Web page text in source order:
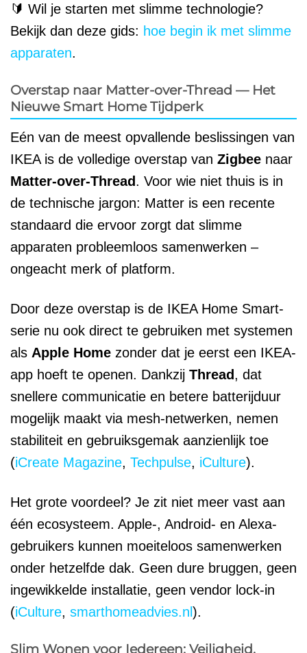
🔰 Wil je starten met slimme technologie?
Bekijk dan deze gids: hoe begin ik met slimme
apparaten.
Overstap naar Matter-over-Thread — Het
Nieuwe Smart Home Tijdperk
Eén van de meest opvallende beslissingen van
IKEA is de volledige overstap van Zigbee naar
Matter-over-Thread. Voor wie niet thuis is in
de technische jargon: Matter is een recente
standaard die ervoor zorgt dat slimme
apparaten probleemloos samenwerken –
ongeacht merk of platform.
Door deze overstap is de IKEA Home Smart-
serie nu ook direct te gebruiken met systemen
als Apple Home zonder dat je eerst een IKEA-
app hoeft te openen. Dankzij Thread, dat
snellere communicatie en betere batterijduur
mogelijk maakt via mesh-netwerken, nemen
stabiliteit en gebruiksgemak aanzienlijk toe
(iCreate Magazine, Techpulse, iCulture).
Het grote voordeel? Je zit niet meer vast aan
één ecosysteem. Apple-, Android- en Alexa-
gebruikers kunnen moeiteloos samenwerken
onder hetzelfde dak. Geen dure bruggen, geen
ingewikkelde installatie, geen vendor lock-in
(iCulture, smarthomeadvies.nl ).
Slim Wonen voor Iedereen: Veiligheid,